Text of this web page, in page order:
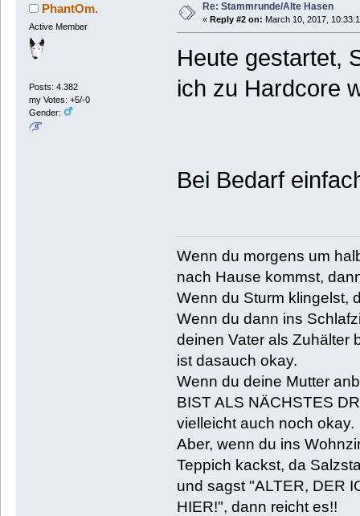
PhantOm.
Active Member
Posts: 4.382
my Votes: +5/-0
Gender:
Re: Stammrunde/Alte Hasen
« Reply #2 on: March 10, 2017,
Heute gestartet,
ich zu Hardcore
Bei Bedarf
Wenn du morgens um
nach Hause kommst,
Wenn du Sturm klingelst,
Wenn du dann ins
deinen Vater als Zuhälter
ist dasauch okay.
Wenn du deine Mutter
BIST ALS NÄCHSTES
vielleicht auch noch okay.
Aber, wenn du ins
Teppich kackst, da
und sagst "ALTER, DER
HIER!", dann reicht es!!